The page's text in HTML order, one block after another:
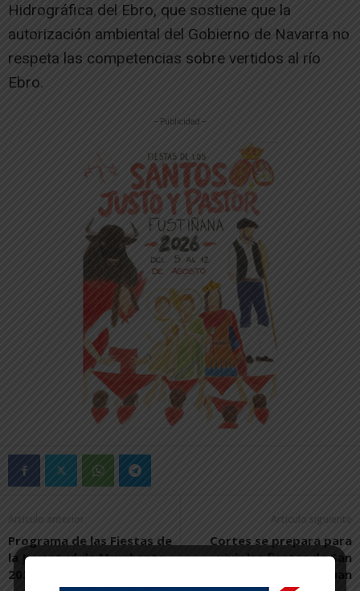
Hidrográfica del Ebro, que sostiene que la
autorización ambiental del Gobierno de Navarra no
respeta las competencias sobre vertidos al río
Ebro.
-- Publicidad --
Artículo anterior
Programa de las Fiestas de
la Juventud de Murchante
2026
Artículo siguiente
Cortes se prepara para
vivir las fiestas de San
Juan